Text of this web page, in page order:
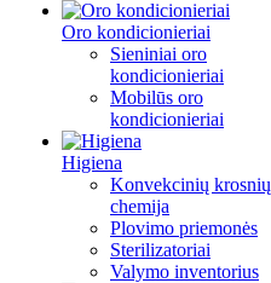
Oro kondicionieriai
Sieniniai oro
kondicionieriai
Mobilūs oro
kondicionieriai
Higiena
Konvekcinių krosnių
chemija
Plovimo priemonės
Sterilizatoriai
Valymo inventorius